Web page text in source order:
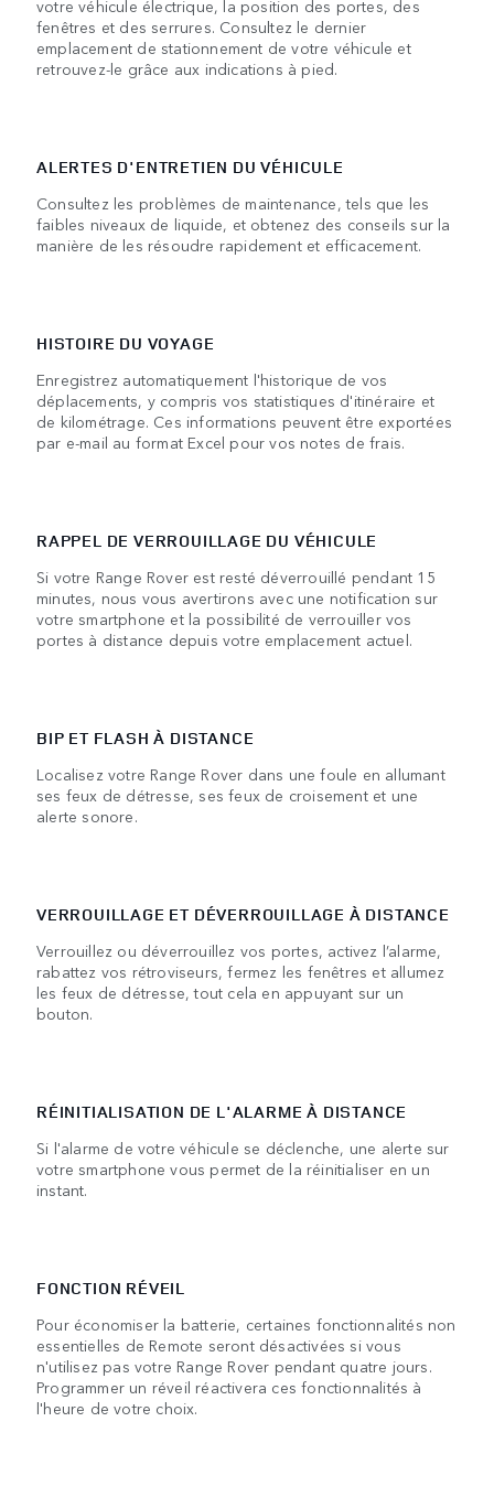
votre véhicule électrique, la position des portes, des
fenêtres et des serrures. Consultez le dernier
emplacement de stationnement de votre véhicule et
retrouvez-le grâce aux indications à pied.
ALERTES D'ENTRETIEN DU VÉHICULE
Consultez les problèmes de maintenance, tels que les
faibles niveaux de liquide, et obtenez des conseils sur la
manière de les résoudre rapidement et efficacement.
HISTOIRE DU VOYAGE
Enregistrez automatiquement l'historique de vos
déplacements, y compris vos statistiques d'itinéraire et
de kilométrage. Ces informations peuvent être exportées
par e-mail au format Excel pour vos notes de frais.
RAPPEL DE VERROUILLAGE DU VÉHICULE
Si votre Range Rover est resté déverrouillé pendant 15
minutes, nous vous avertirons avec une notification sur
votre smartphone et la possibilité de verrouiller vos
portes à distance depuis votre emplacement actuel.
BIP ET FLASH À DISTANCE
Localisez votre Range Rover dans une foule en allumant
ses feux de détresse, ses feux de croisement et une
alerte sonore.
VERROUILLAGE ET DÉVERROUILLAGE À DISTANCE
Verrouillez ou déverrouillez vos portes, activez l’alarme,
rabattez vos rétroviseurs, fermez les fenêtres et allumez
les feux de détresse, tout cela en appuyant sur un
bouton.
RÉINITIALISATION DE L'ALARME À DISTANCE
Si l'alarme de votre véhicule se déclenche, une alerte sur
votre smartphone vous permet de la réinitialiser en un
instant.
FONCTION RÉVEIL
Pour économiser la batterie, certaines fonctionnalités non
essentielles de Remote seront désactivées si vous
n'utilisez pas votre Range Rover pendant quatre jours.
Programmer un réveil réactivera ces fonctionnalités à
l'heure de votre choix.